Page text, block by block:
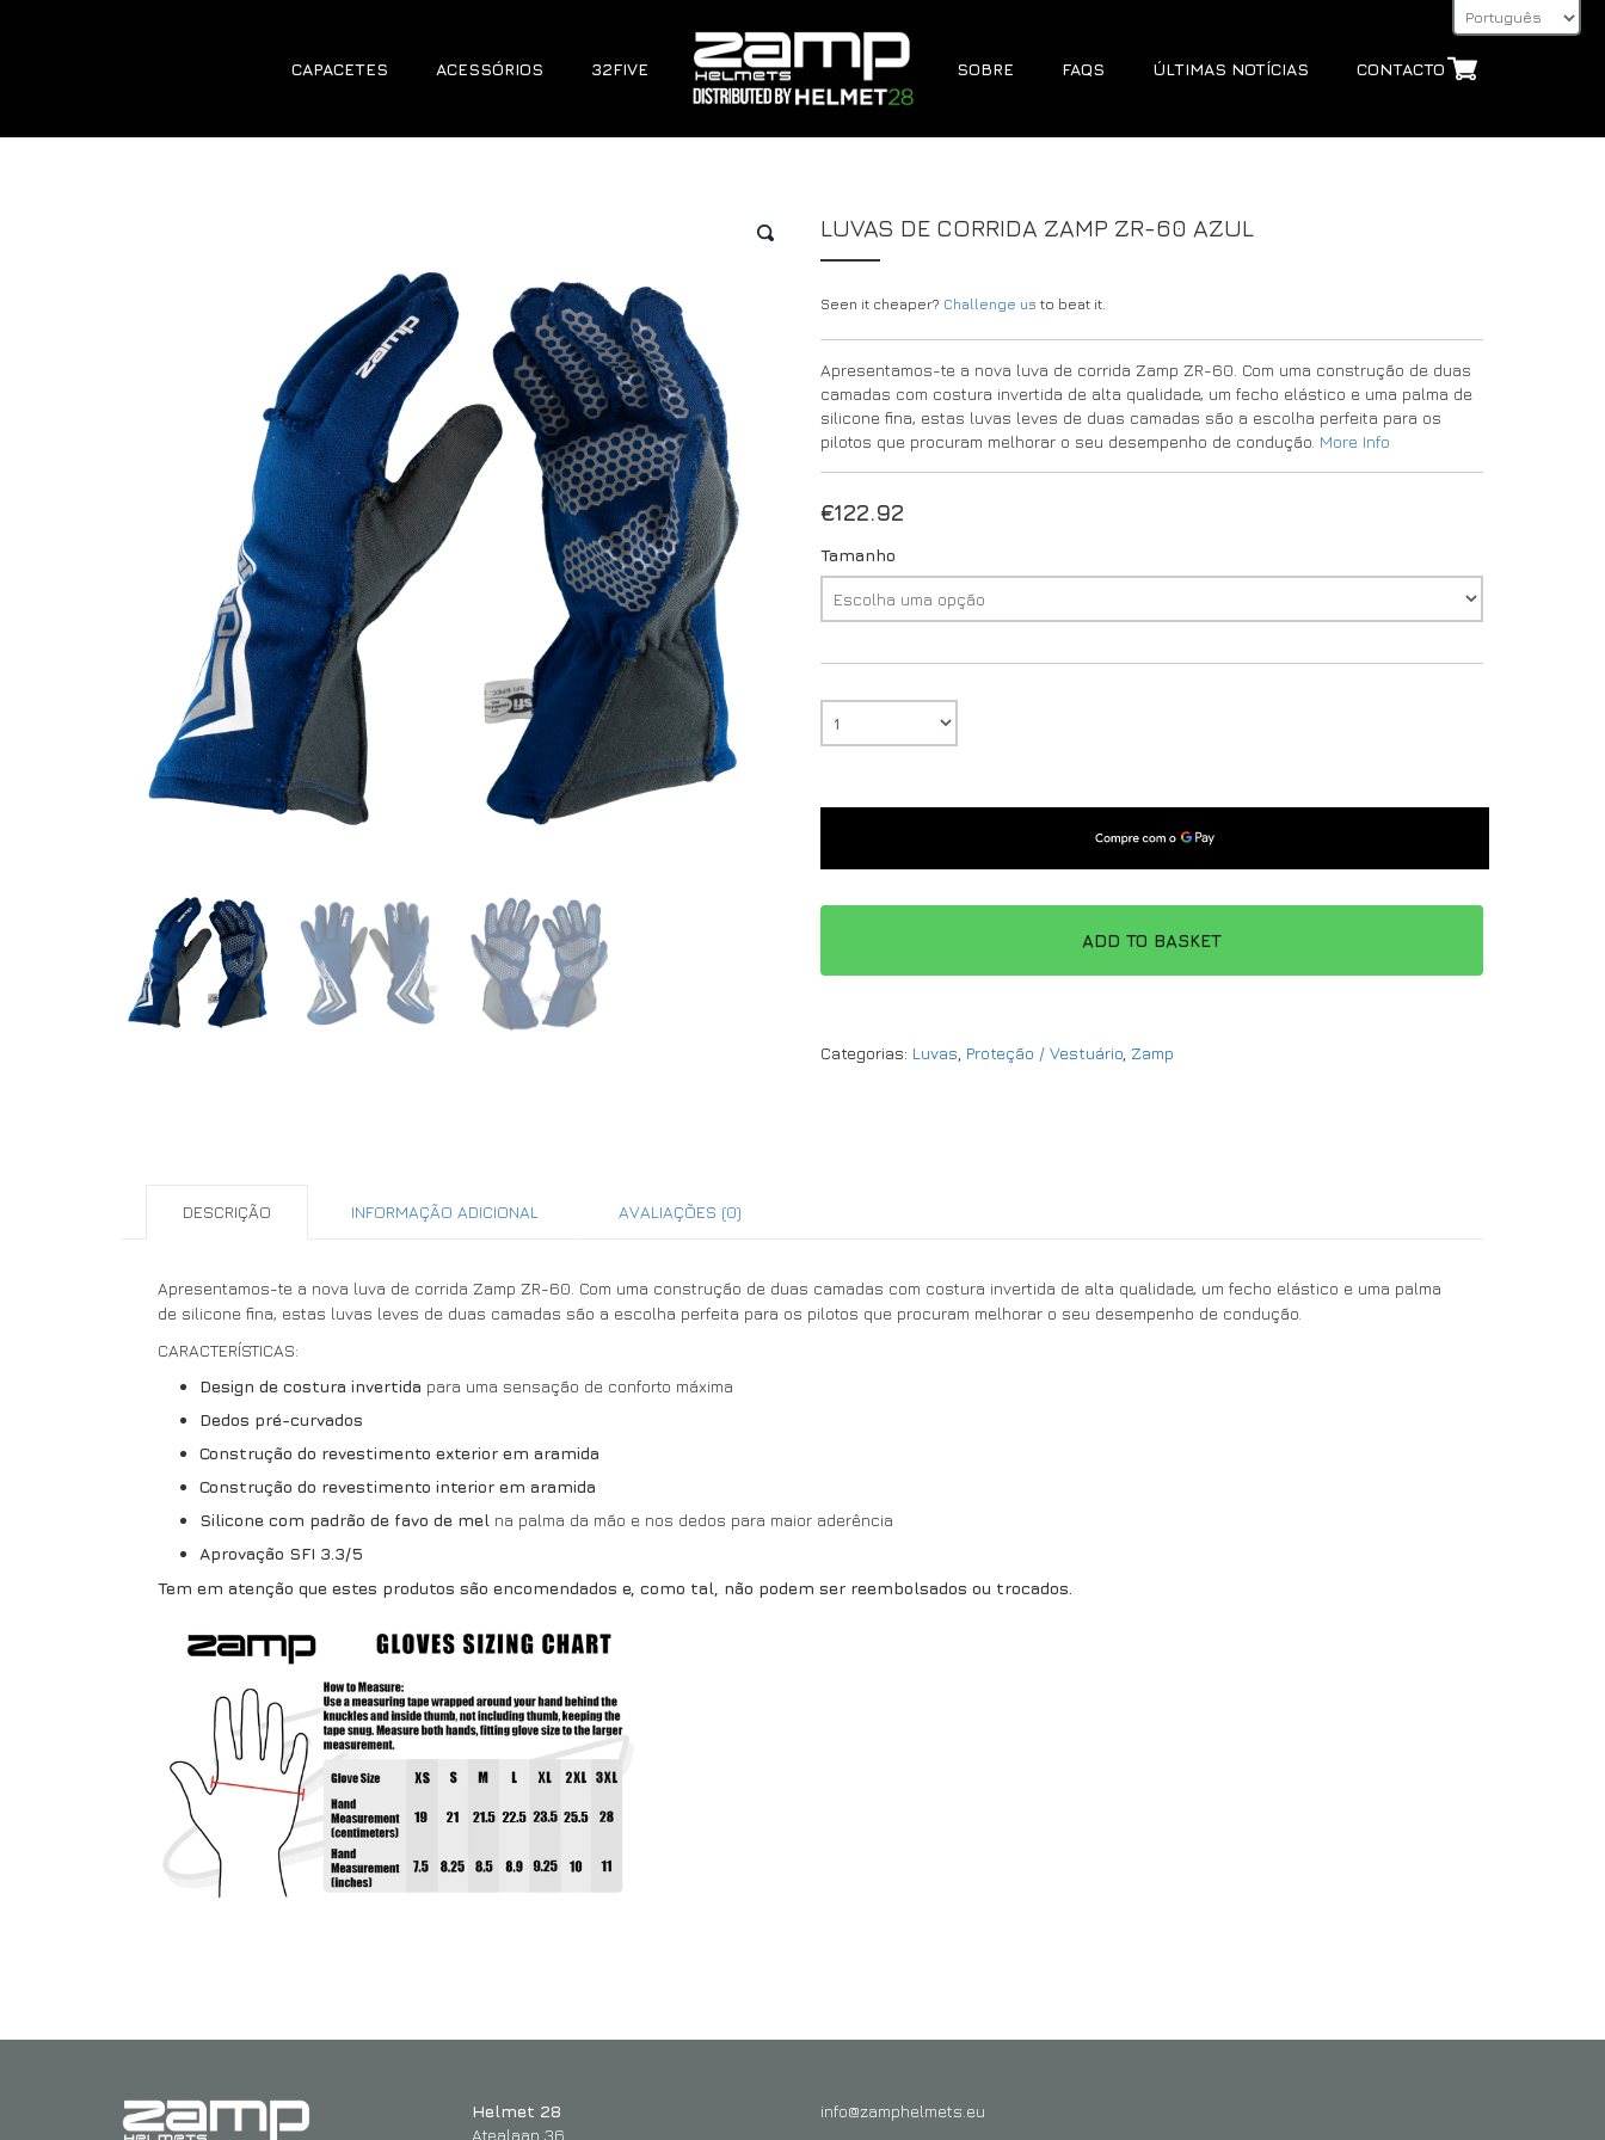
CAPACETES ACESSÓRIOS 32FIVE SOBRE FAQS ÚLTIMAS NOTÍCIAS CONTACTO
LUVAS DE CORRIDA ZAMP ZR-60 AZUL
Seen it cheaper? Challenge us to beat it.
Apresentamos-te a nova luva de corrida Zamp ZR-60. Com uma construção de duas
camadas com costura invertida de alta qualidade, um fecho elástico e uma palma de
silicone fina, estas luvas leves de duas camadas são a escolha perfeita para os
pilotos que procuram melhorar o seu desempenho de condução. More Info
€122.92
Tamanho
ADD TO BASKET
Categorias: Luvas Proteção / Vestuário Zamp
DESCRIÇÃO INFORMAÇÃO ADICIONAL AVALIAÇÕES (0)
Apresentamos-te a nova luva de corrida Zamp ZR-60. Com uma construção de duas camadas com costura invertida de alta qualidade, um fecho elástico e uma palma
de silicone fina, estas luvas leves de duas camadas são a escolha perfeita para os pilotos que procuram melhorar o seu desempenho de condução.
CARACTERÍSTICAS:
Design de costura invertida para uma sensação de conforto máxima
Dedos pré-curvados
Construção do revestimento exterior em aramida
Construção do revestimento interior em aramida
Silicone com padrão de favo de mel na palma da mão e nos dedos para maior aderência
Aprovação SFI 3.3/5
Tem em atenção que estes produtos são encomendados e, como tal, não podem ser reembolsados ou trocados.
Helmet 28
Atealaan 36
info@zamphelmets.eu